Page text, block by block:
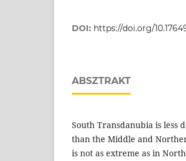
DOI: https://doi.org/
ABSZTRAKT
South Transdanubia is less
than the Middle and
is not as extreme as in